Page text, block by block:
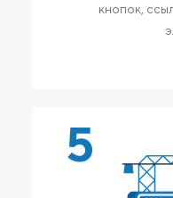
кнопок,
5